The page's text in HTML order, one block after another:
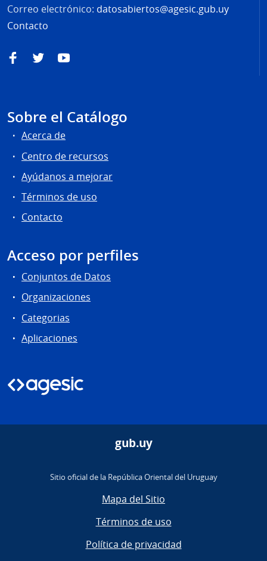
Correo electrónico: datosabiertos@agesic.gub.uy
Contacto
FacebookTwitterYouTube
Sobre el Catálogo
Acerca de
Centro de recursos
Ayúdanos a mejorar
Términos de uso
Contacto
Acceso por perfiles
Conjuntos de Datos
Organizaciones
Categorias
Aplicaciones
gub.uy
Sitio oficial de la República Oriental del Uruguay
Mapa del Sitio
Términos de uso
Política de privacidad